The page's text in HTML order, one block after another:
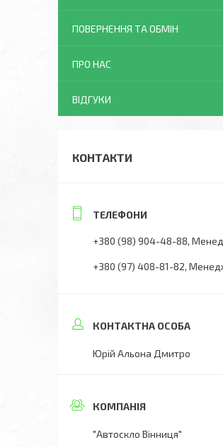
ПОВЕРНЕННЯ ТА ОБМІН
ПРО НАС
ВІДГУКИ
КОНТАКТИ
+380 (98) 904-48-88
+380 (97) 408-81-82
Юрій Альона Дмитро
"Автоскло Вінниця"